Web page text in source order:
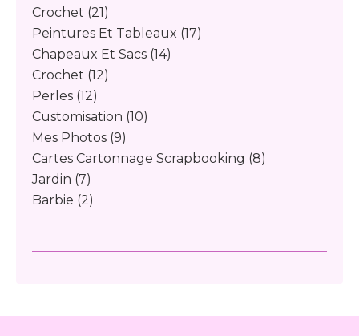
Crochet (21)
Peintures Et Tableaux (17)
Chapeaux Et Sacs (14)
Crochet (12)
Perles (12)
Customisation (10)
Mes Photos (9)
Cartes Cartonnage Scrapbooking (8)
Jardin (7)
Barbie (2)